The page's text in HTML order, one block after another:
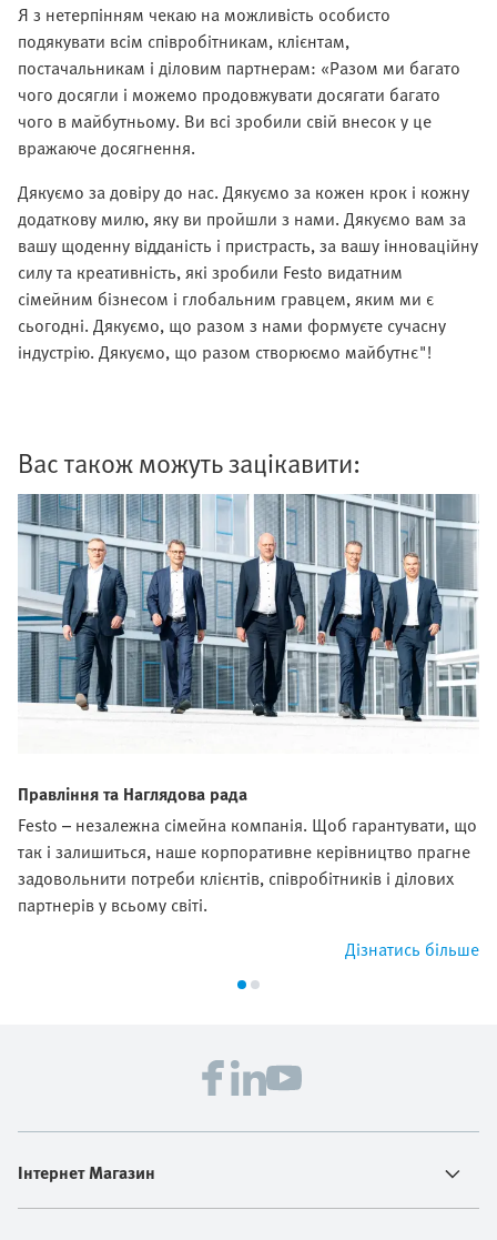
Я з нетерпінням чекаю на можливість особисто
подякувати всім співробітникам, клієнтам,
постачальникам і діловим партнерам: «Разом ми багато
чого досягли і можемо продовжувати досягати багато
чого в майбутньому. Ви всі зробили свій внесок у це
вражаюче досягнення.
Дякуємо за довіру до нас. Дякуємо за кожен крок і кожну
додаткову милю, яку ви пройшли з нами. Дякуємо вам за
вашу щоденну відданість і пристрасть, за вашу інноваційну
силу та креативність, які зробили Festo видатним
сімейним бізнесом і глобальним гравцем, яким ми є
сьогодні. Дякуємо, що разом з нами формуєте сучасну
індустрію. Дякуємо, що разом створюємо майбутнє"!
Вас також можуть зацікавити:
Правління та Наглядова рада
Festo – незалежна сімейна компанія. Щоб гарантувати, що
так і залишиться, наше корпоративне керівництво прагне
задовольнити потреби клієнтів, співробітників і ділових
партнерів у всьому світі.
Дізнатись більше
Інтернет Магазин